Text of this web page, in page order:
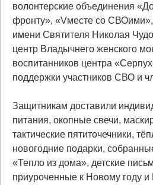
волонтерские объединения
фронту», «Vместе со
имени Святителя Николая
центр Владычнего женского
воспитанников центра
поддержки участников СВО и
Защитникам доставили
питания, окопные свечи,
тактические пятиточечники,
новогодние подарки,
«Тепло из дома», детские
приуроченные к Новому году и